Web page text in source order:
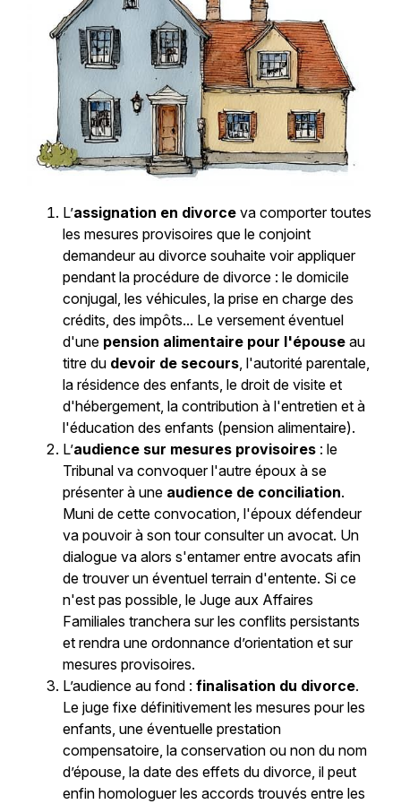
L’assignation en divorce va comporter toutes
les mesures provisoires que le conjoint
demandeur au divorce souhaite voir appliquer
pendant la procédure de divorce : le domicile
conjugal, les véhicules, la prise en charge des
crédits, des impôts... Le versement éventuel
d'une pension alimentaire pour l'épouseau
titre du devoir de secours, l'autorité parentale,
la résidence des enfants, le droit de visite et
d'hébergement, la contribution à l'entretien et à
l'éducation des enfants (pension alimentaire).
L’audience sur mesures provisoires : le
Tribunal va convoquer l'autre époux à se
présenter à une audience de conciliation.
Muni de cette convocation, l'époux défendeur
va pouvoir à son tour consulter un avocat. Un
dialogue va alors s'entamer entre avocats afin
de trouver un éventuel terrain d'entente. Si ce
n'est pas possible, le Juge aux Affaires
Familiales tranchera sur les conflits persistants
et rendra une ordonnance d’orientation et sur
mesures provisoires.
L’audience au fond : finalisation du divorce.
Le juge fixe définitivement les mesures pour les
enfants, une éventuelle prestation
compensatoire, la conservation ou non du nom
d’épouse, la date des effets du divorce, il peut
enfin homologuer les accords trouvés entre les